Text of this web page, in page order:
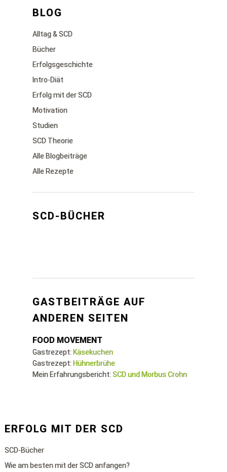
BLOG
Alltag & SCD
Bücher
Erfolgsgeschichte
Intro-Diät
Erfolg mit der SCD
Motivation
Studien
SCD Theorie
Alle Blogbeiträge
Alle Rezepte
SCD-BÜCHER
GASTBEITRÄGE AUF
ANDEREN SEITEN
FOOD MOVEMENT
Gastrezept: Käsekuchen
Gastrezept: Hühnerbrühe
Mein Erfahrungsbericht:SCD und Morbus Crohn
ERFOLG MIT DER SCD
SCD-Bücher
Wie am besten mit der SCD anfangen?